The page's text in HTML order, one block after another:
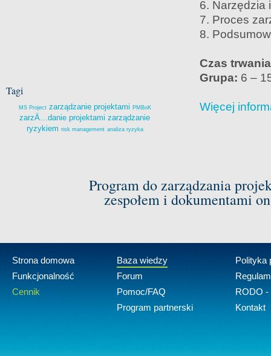
Tagi
MS Project zarządzanie projektami PMBoK
zarzÄ…danie projektami zarządzanie
ryzykiem risk management analiza ryzyka
6. Narzędzia
7. Proces
8.
Czas
Grupa: 6 –
Więcej
Program do zarządzania
zespołem i dokumentami
Strona domowa
Funkcjonalność
Cennik
Baza wiedzy
Forum
Pomoc/FAQ
Program partnerski
Polityka
RODO -
Kontakt